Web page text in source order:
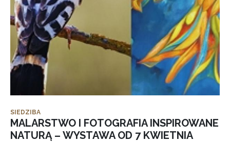
SIEDZIBA
MALARSTWO I FOTOGRAFIA INSPIROWANE
NATURĄ – WYSTAWA OD 7 KWIETNIA